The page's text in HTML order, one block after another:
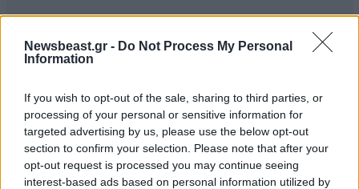
Newsbeast.gr - Do Not Process My Personal
Information
If you wish to opt-out of the sale, sharing to third parties, or
processing of your personal or sensitive information for
targeted advertising by us, please use the below opt-out
section to confirm your selection. Please note that after your
opt-out request is processed you may continue seeing
interest-based ads based on personal information utilized by
Θρησκεία ειναι αυτη?
Απαντήστε 0